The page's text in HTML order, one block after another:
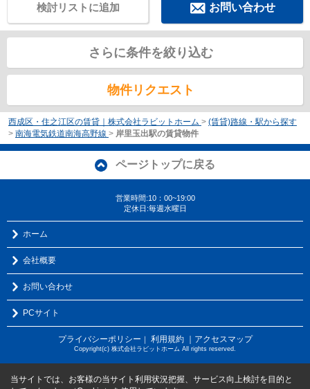
お問い合わせ
検討リストに追加
さらに条件を絞り込む
物件リクエスト
西成区・住之江区の賃貸｜株式会社ラビットホーム > (賃貸)路線・駅から探す
> 南海電気鉄道南海高野線 > 岸里玉出駅の賃貸物件
ページトップに戻る
営業時間:10：00~19:00
定休日:毎週水曜日
ホーム
会社概要
お問い合わせ
PCサイト
プライバシーポリシー ｜ 利用規約 ｜アクセスマップ
Copyright(c) 株式会社ラビットホーム All rights reserved.
当サイトでは、お客様の当サイト利用状況把握、サービス向上検討を目的と